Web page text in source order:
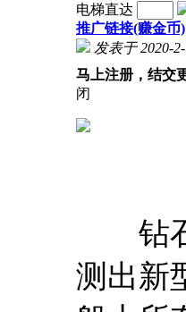
电梯直达
推广链接(赚金币)
发表于 2020-
马上注册，结交
闭
钻石
测出新